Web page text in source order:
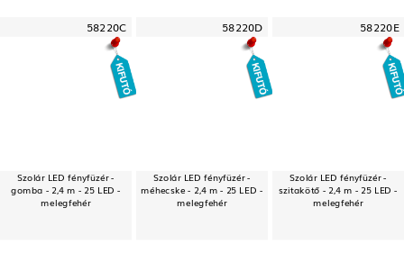
58220C
Szolár LED fényfüzér -
gomba - 2,4 m - 25 LED -
melegfehér
58220D
Szolár LED fényfüzér -
méhecske - 2,4 m - 25 LED -
melegfehér
58220E
Szolár LED fényfüzér -
szitakötő - 2,4 m - 25 LED -
melegfehér